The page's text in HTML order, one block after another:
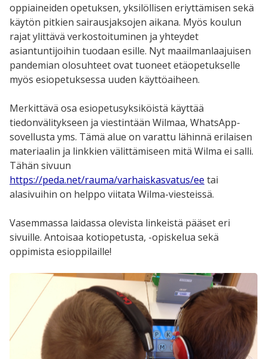
oppiaineiden opetuksen, yksilöllisen eriyttämisen sekä
käytön pitkien sairausjaksojen aikana. Myös koulun
rajat ylittävä verkostoituminen ja yhteydet
asiantuntijoihin tuodaan esille. Nyt maailmanlaajuisen
pandemian olosuhteet ovat tuoneet etäopetukselle
myös esiopetuksessa uuden käyttöaiheen.
Merkittävä osa esiopetusyksiköistä käyttää
tiedonvälitykseen ja viestintään Wilmaa, WhatsApp-
sovellusta yms. Tämä alue on varattu lähinnä erilaisen
materiaalin ja linkkien välittämiseen mitä Wilma ei salli.
Tähän sivuun
https://peda.net/rauma/varhaiskasvatus/ee tai
alasivuihin on helppo viitata Wilma-viesteissä.
Vasemmassa laidassa olevista linkeistä pääset eri
sivuille. Antoisaa kotiopetusta, -opiskelua sekä
oppimista esioppilaille!